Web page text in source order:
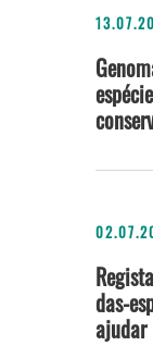
das-
ajudar